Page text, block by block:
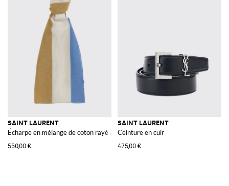
SAINT LAURENT
Écharpe en mélange de coton rayé à monogramme YSL
550,00 €
SAINT LAURENT
Ceinture en cuir
475,00 €